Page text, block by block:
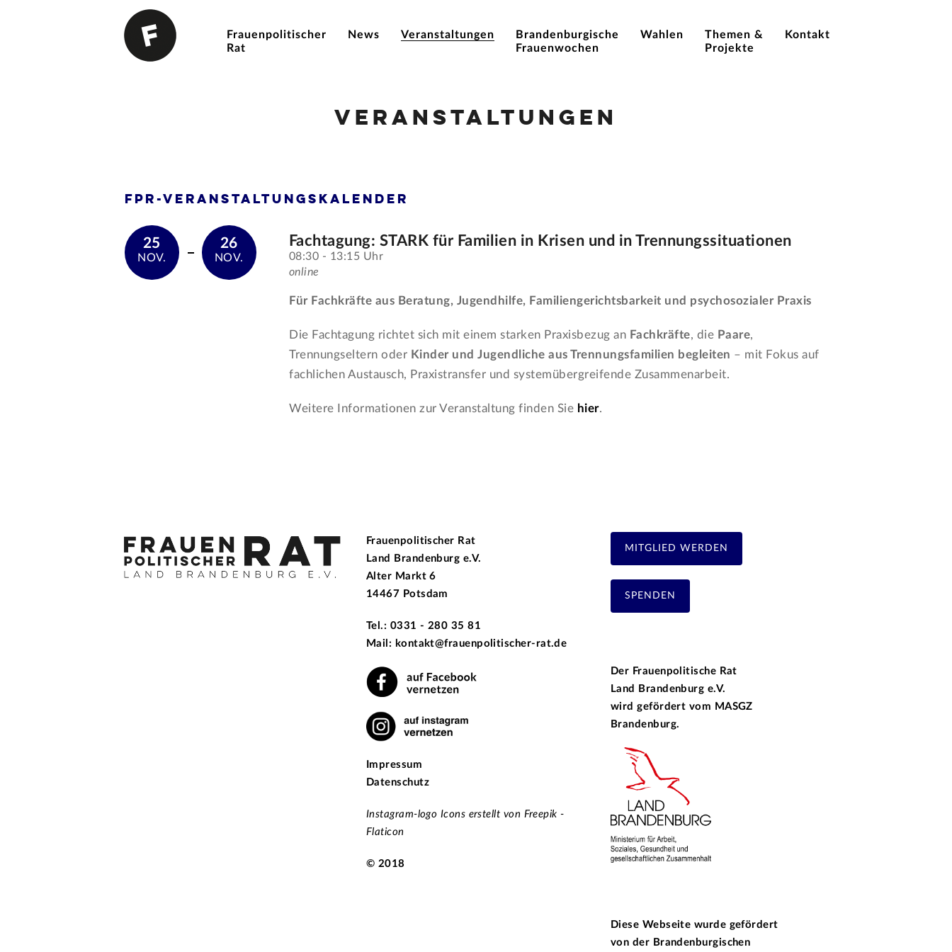
Frauenpolitischer
Rat
News Veranstaltungen
Brandenburgische
Frauenwochen
Wahlen
Themen &
Projekte
Kontakt
Veranstaltungen
FPR-Veranstaltungskalender
25
NOV.
26
NOV.
Fachtagung: STARK für Familien in Krisen und in Trennungssituationen
08:30 - 13:15 Uhr
online
Für Fachkräfte aus Beratung, Jugendhilfe, Familiengerichtsbarkeit und psychosozialer Praxis
Die Fachtagung richtet sich mit einem starken Praxisbezug an Fachkräfte, die Paare,
Trennungseltern oder Kinder und Jugendliche aus Trennungsfamilien begleiten – mit Fokus auf
fachlichen Austausch, Praxistransfer und systemübergreifende Zusammenarbeit.
Weitere Informationen zur Veranstaltung finden Sie hier.
Frauenpolitischer Rat
Land Brandenburg e.V.
Alter Markt 6
14467 Potsdam
Tel.: 0331 - 280 35 81
Mail: kontakt@frauenpolitischer-rat.de
Impressum
Datenschutz
Instagram-logo Icons erstellt von Freepik -
Flaticon
© 2018
MITGLIED WERDEN
SPENDEN
Der Frauenpolitische Rat
Land Brandenburg e.V.
wird gefördert vom MASGZ
Brandenburg.
Diese Webseite wurde gefördert
von der Brandenburgischen